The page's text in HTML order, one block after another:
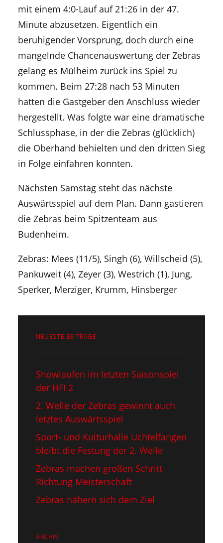
mit einem 4:0-Lauf auf 21:26 in der 47.
Minute abzusetzen. Eigentlich ein
beruhigender Vorsprung, doch durch eine
mangelnde Chancenauswertung der Zebras
gelang es Mülheim zurück ins Spiel zu
kommen. Beim 27:28 nach 53 Minuten
hatten die Gastgeber den Anschluss wieder
hergestellt. Was folgte war eine dramatische
Schlussphase, in der die Zebras (glücklich)
die Oberhand behielten und den dritten Sieg
in Folge einfahren konnten.
Nächsten Samstag steht das nächste
Auswärtsspiel auf dem Plan. Dann gastieren
die Zebras beim Spitzenteam aus
Budenheim.
Zebras: Mees (11/5), Singh (6), Willscheid (5),
Pankuweit (4), Zeyer (3), Westrich (1), Jung,
Sperker, Merziger, Krumm, Hinsberger
NEUESTE BEITRÄGE
Showlaufen im letzten Saisonspiel​
der HFI 2
2. Welle der Zebras gewinnt auch
letztes Auswärtsspiel
Sport- und Kulturhalle Uchtelfangen
bleibt die Festung der 2. Welle
Zebras machen großen Schritt
Richtung Meisterschaft
Zebras nähern sich dem Ziel
ARCHIV